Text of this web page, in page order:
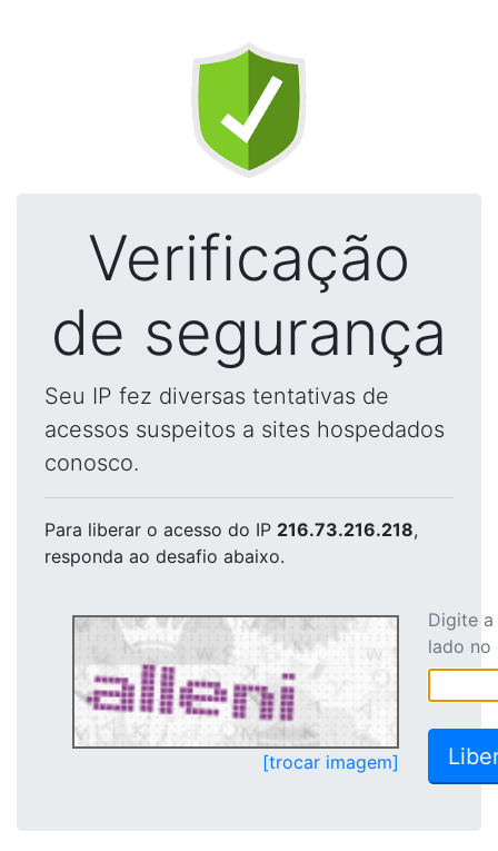
Verificação
de segurança
Seu IP fez diversas tentativas de
acessos suspeitos a sites hospedados
conosco.
Para liberar o acesso do IP 216.73.216.218,
responda ao desafio abaixo.
[trocar imagem]
Digite
lado no